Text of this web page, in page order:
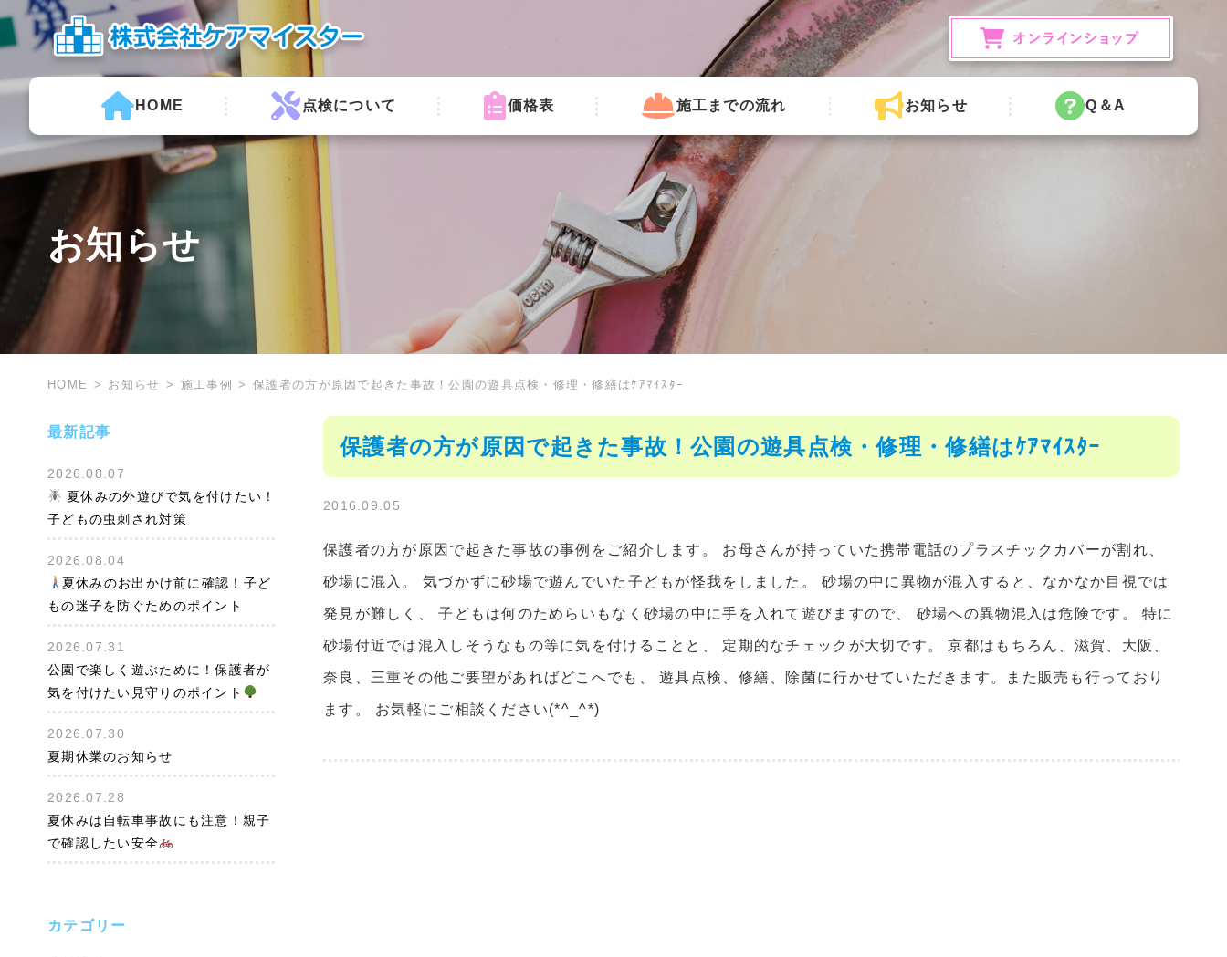
HOME 点検について 価格表 施工までの流れ お知らせ Q＆A
お知らせ
HOME お知らせ 施工事例 保護者の方が原因で起きた事故！公園の遊具点検・修理・修繕はｹｱﾏｲｽﾀｰ
最新記事
2026.08.07
夏休みの外遊びで気を付けたい！
子どもの虫刺され対策
2026.08.04
夏休みのお出かけ前に確認！子ど
もの迷子を防ぐためのポイント
2026.07.31
公園で楽しく遊ぶために！保護者が
気を付けたい見守りのポイント
2026.07.30
夏期休業のお知らせ
2026.07.28
夏休みは自転車事故にも注意！親子
で確認したい安全
カテゴリー
保護者の方が原因で起きた事故！公園の遊具点検・修理・修繕はｹｱﾏｲｽﾀｰ
2016.09.05
保護者の方が原因で起きた事故の事例をご紹介します。 お母さんが持っていた携帯電話のプラスチックカバーが割れ、
砂場に混入。 気づかずに砂場で遊んでいた子どもが怪我をしました。 砂場の中に異物が混入すると、なかなか目視では
発見が難しく、 子どもは何のためらいもなく砂場の中に手を入れて遊びますので、 砂場への異物混入は危険です。 特に
砂場付近では混入しそうなもの等に気を付けることと、 定期的なチェックが大切です。 京都はもちろん、滋賀、大阪、
奈良、三重その他ご要望があればどこへでも、 遊具点検、修繕、除菌に行かせていただきます。また販売も行っており
ます。 お気軽にご相談ください(*^_^*)